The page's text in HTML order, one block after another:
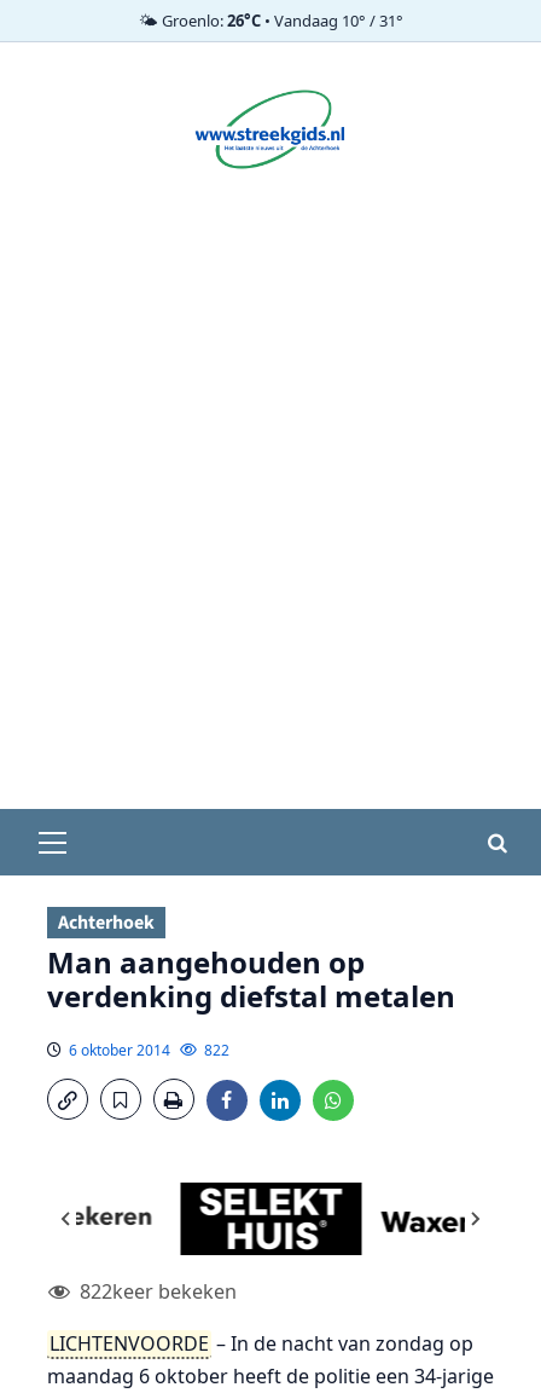
🌤️ Groenlo:26°C• Vandaag 10° / 31°
menu
Achterhoek
Man aangehouden op
verdenking diefstal metalen
6 oktober 2014 822
822keer bekeken
LICHTENVOORDE – In de nacht van zondag op
maandag 6 oktober heeft de politie een 34-jarige